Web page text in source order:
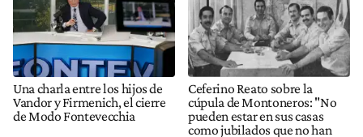
Una charla entre los hijos de
Vandor y Firmenich, el cierre
de Modo Fontevecchia
Ceferino Reato sobre la
cúpula de Montoneros: "No
pueden estar en sus casas
como jubilados que no han